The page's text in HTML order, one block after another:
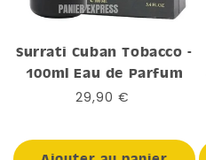
Surrati Cuban Tobacco -
100ml Eau de Parfum
Prix
29,90 €